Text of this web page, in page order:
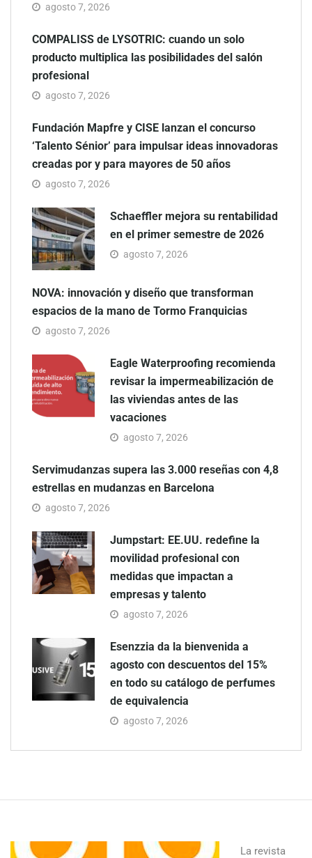
agosto 7, 2026
COMPALISS de LYSOTRIC: cuando un solo
producto multiplica las posibilidades del salón
profesional
agosto 7, 2026
Fundación Mapfre y CISE lanzan el concurso
‘Talento Sénior’ para impulsar ideas innovadoras
creadas por y para mayores de 50 años
agosto 7, 2026
Schaeffler mejora su rentabilidad
en el primer semestre de 2026
agosto 7, 2026
NOVA: innovación y diseño que transforman
espacios de la mano de Tormo Franquicias
agosto 7, 2026
Eagle Waterproofing recomienda
revisar la impermeabilización de
las viviendas antes de las
vacaciones
agosto 7, 2026
Servimudanzas supera las 3.000 reseñas con 4,8
estrellas en mudanzas en Barcelona
agosto 7, 2026
Jumpstart: EE.UU. redefine la
movilidad profesional con
medidas que impactan a
empresas y talento
agosto 7, 2026
Esenzzia da la bienvenida a
agosto con descuentos del 15%
en todo su catálogo de perfumes
de equivalencia
agosto 7, 2026
La revista